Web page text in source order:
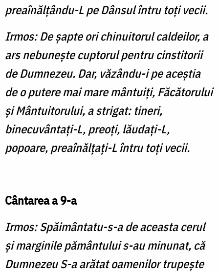
preaînălţându-L pe Dânsul întru toţi vecii.
Irmos: De şapte ori chinuitorul caldeilor, a
ars nebuneşte cuptorul pentru cinstitorii
de Dumnezeu. Dar, văzându-i pe aceştia
de o putere mai mare mântuiţi, Făcătorului
şi Mântuitorului, a strigat: tineri,
binecuvântaţi-L, preoţi, lăudaţi-L,
popoare, preaînălţaţi-L întru toţi vecii.
Cântarea a 9-a
Irmos: Spăimântatu-s-a de aceasta cerul
şi marginile pământului s-au minunat, că
Dumnezeu S-a arătat oamenilor trupeşte